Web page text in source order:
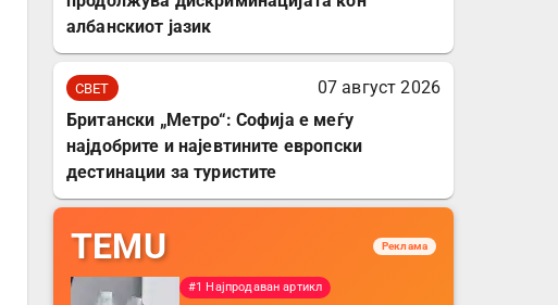
албанскиот јазик
СВЕТ
07 август 2026
Британски „Метро“: Софија е меѓу
најдобрите и најевтините европски
дестинации за туристите
TEMU Реклама
#1 Најпродаван артикл